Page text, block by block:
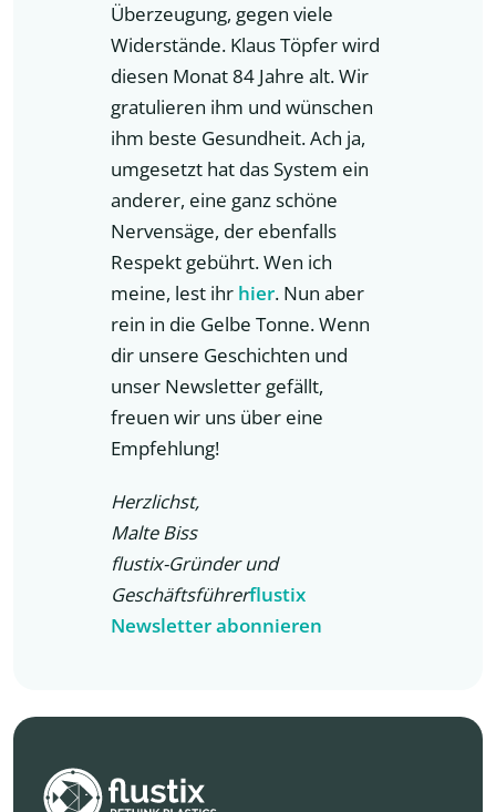
Überzeugung, gegen viele
Widerstände. Klaus Töpfer wird
diesen Monat 84 Jahre alt. Wir
gratulieren ihm und wünschen
ihm beste Gesundheit. Ach ja,
umgesetzt hat das System ein
anderer, eine ganz schöne
Nervensäge, der ebenfalls
Respekt gebührt. Wen ich
meine, lest ihr hier. Nun aber
rein in die Gelbe Tonne. Wenn
dir unsere Geschichten und
unser Newsletter gefällt,
freuen wir uns über eine
Empfehlung!
Herzlichst,
Malte Biss
flustix-Gründer und
Geschäftsführerflustix
Newsletter abonnieren